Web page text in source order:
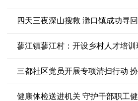
四天三夜深山搜救 滁口镇成功寻
蓼江镇蓼江村：开设乡村人才培
三都社区党员开展专项清扫行动
健康体检送进机关 守护干部职工